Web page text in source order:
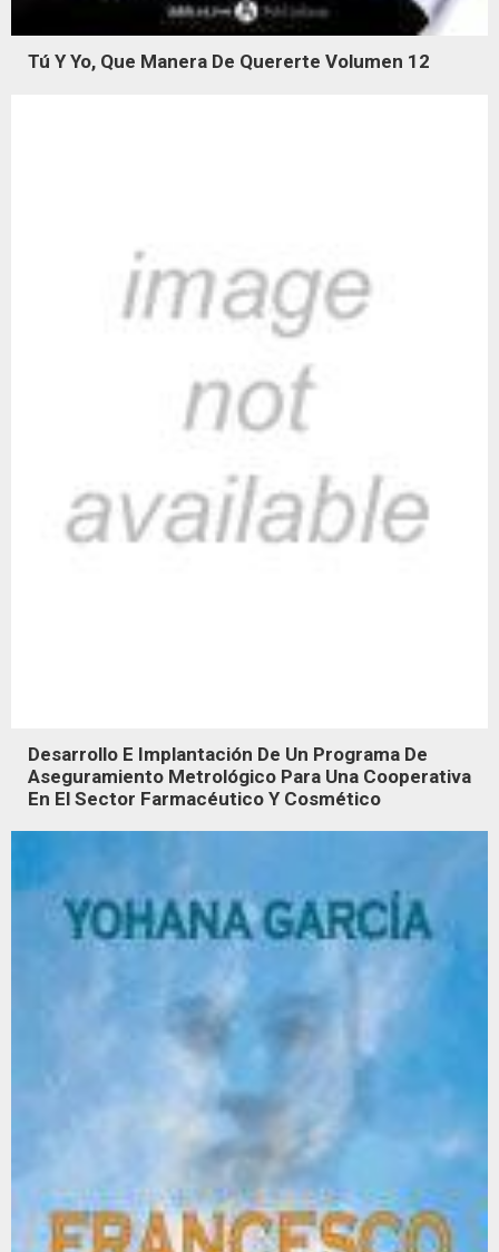
Tú Y Yo, Que Manera De Quererte Volumen 12
Desarrollo E Implantación De Un Programa De
Aseguramiento Metrológico Para Una Cooperativa
En El Sector Farmacéutico Y Cosmético